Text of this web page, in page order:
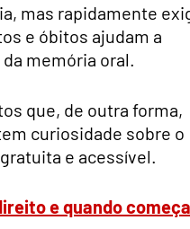
mas rapidamente
e óbitos ajudam a
memória oral.
que, de outra forma,
curiosidade sobre o
e acessível.
e quando